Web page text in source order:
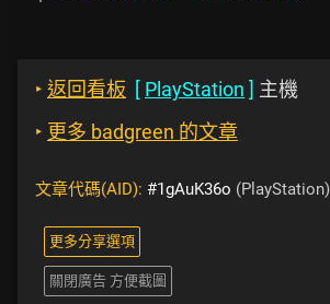
‣ 返回看板 [ PlayStation ] 主機
‣ 更多 badgreen 的文章
文章代碼(AID): #1gAuK36o (PlayStation)
更多分享選項
關閉廣告 方便截圖